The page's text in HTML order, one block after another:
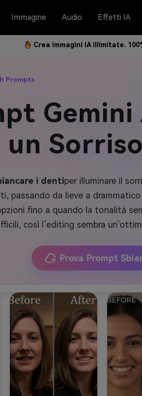
Immagine Audio Effetti IA
Crea immagini IA illimitate.
Prompts
i dentiper illuminare il
passando da lieve a
fino a quando la tonalità
così l’editing sembra
Prova Prompt